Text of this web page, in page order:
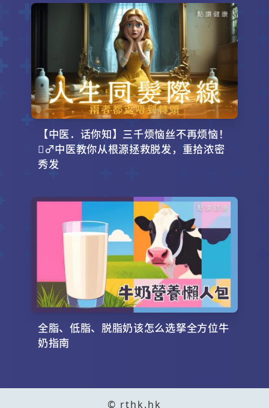
【中医．话你知】三千烦恼丝不再烦恼！
‍♂️中医教你从根源拯救脱发，重拾浓密
秀发
全脂、低脂、脱脂奶该怎么选拏全方位牛
奶指南
© rthk.hk